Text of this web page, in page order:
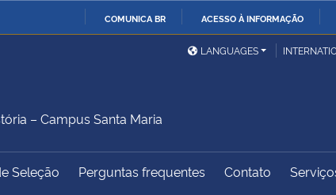
COMUNICA BR ACESSO À INFORMAÇÃO
Ministério da Defesa
Ministério das Relações
Exteriores
Ministério do
Controladoria-Geral da
LANGUAGES
– Campus Santa Maria
Seleção Perguntas frequentes Contato